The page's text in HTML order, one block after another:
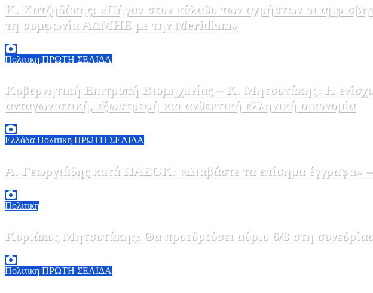
Κ. Χατζηδάκης: «Πήγαν στον κάλαθο των αχρήστων οι
τη συμφωνία ΑΔΜΗΕ με την Meridiam»
Πολιτικη ΠΡΩΤΗ ΣΕΛΙΔΑ
Κυβερνητική Επιτροπή Βιομηχανίας – Κ. Μητσοτάκης: Η
ανταγωνιστική, εξωστρεφή και ανθεκτική ελληνική οικονομία
Ελλάδα Πολιτικη ΠΡΩΤΗ ΣΕΛΙΔΑ
Α. Γεωργιάδης κατά ΠΑΣΟΚ: «Διαβάστε τα επίσημα έγγραφα» –
Πολιτικη
Κυριάκος Μητσοτάκης: Θα προεδρεύσει αύριο 6/8 στη
Πολιτικη ΠΡΩΤΗ ΣΕΛΙΔΑ